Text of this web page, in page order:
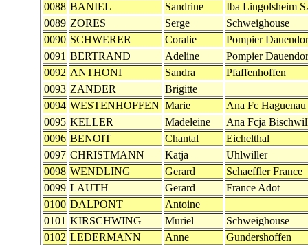
0088 BANIEL Sandrine
Iba Lingolsheim
0089 ZORES Serge
Schweighouse
0090 SCHWERER Coralie
Pompier
0091 BERTRAND Adeline
Pompier
0092 ANTHONI Sandra
Pfaffenhoffen
0093 ZANDER
Brigitte
0094 WESTENHOFFEN Marie
Ana Fc Haguenau
0095 KELLER Madeleine
Ana Fcja
0096 BENOIT Chantal
Eichelthal
0097 CHRISTMANN Katja
Uhlwiller
0098 WENDLING Gerard
Schaeffler France
0099 LAUTH Gerard
France Adot
0100 DALPONT
Antoine
0101 KIRSCHWING Muriel
Schweighouse
0102 LEDERMANN Anne Gundershoffen